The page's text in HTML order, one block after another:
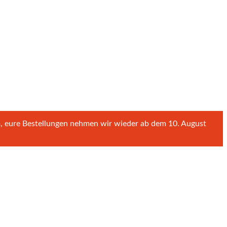
Bestellungen nehmen wir wieder ab dem 10. August